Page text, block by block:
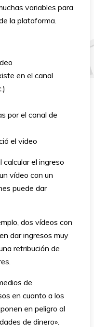
variables para
la plataforma.
en el canal
por el canal de
el video
calcular el ingreso
vídeo con un
puede dar
dos vídeos con
dar ingresos muy
retribución de
de
en cuanto a los
en peligro al
de dinero».